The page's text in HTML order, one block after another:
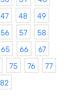
47 48
49
56 57
58
65 66
67
75 76
77
82